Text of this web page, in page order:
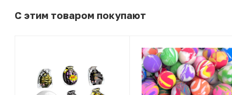
С этим товаром покупают